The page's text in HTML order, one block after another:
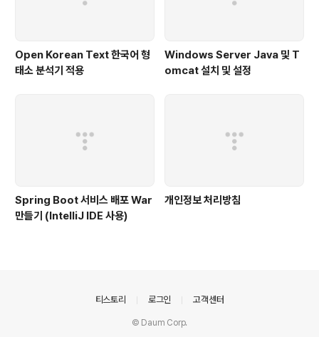
Open Korean Text 한국어 형
태소 분석기 적용
Windows Server Java 및 T
omcat 설치 및 설정
Spring Boot 서비스 배포 War
만들기 (IntelliJ IDE 사용)
개인정보 처리방침
티스토리 로그인 고객센터
© Daum Corp.